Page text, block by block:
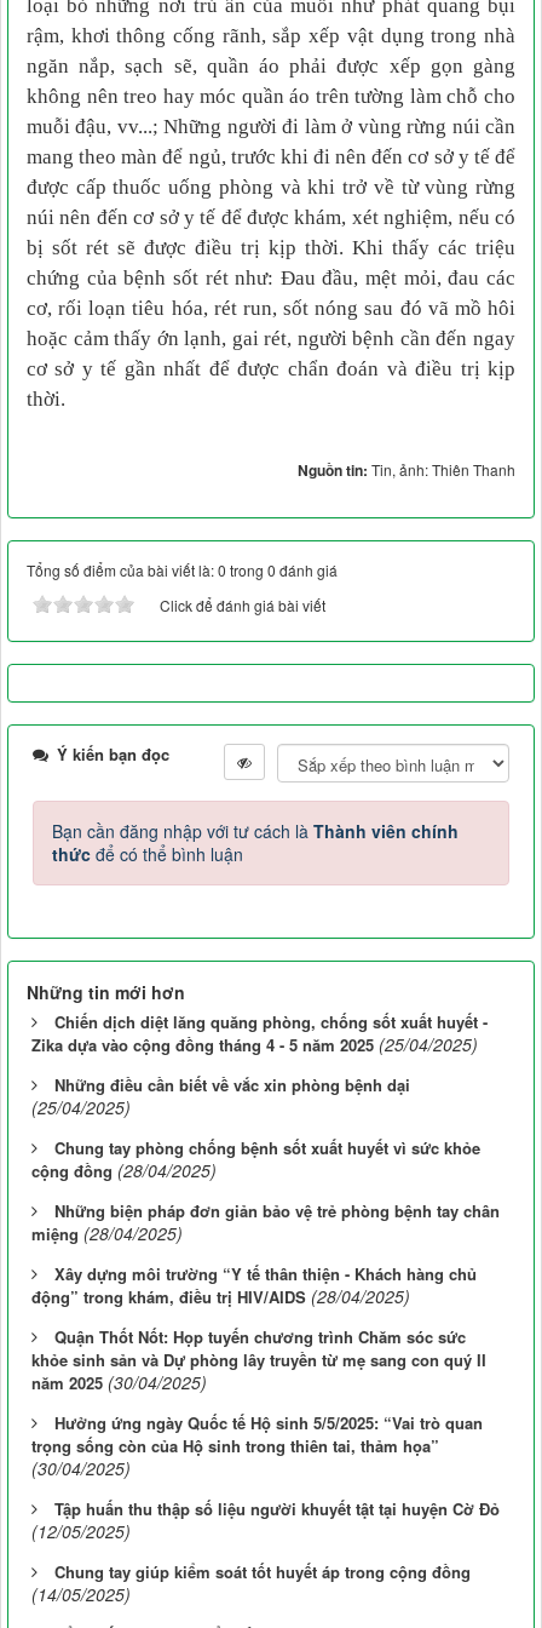
loại bỏ những nơi trú ẩn của muỗi như phát quang bụi
rậm, khơi thông cống rãnh, sắp xếp vật dụng trong nhà
ngăn nắp, sạch sẽ, quần áo phải được xếp gọn gàng
không nên treo hay móc quần áo trên tường làm chỗ cho
muỗi đậu, vv...; Những người đi làm ở vùng rừng núi cần
mang theo màn để ngủ, trước khi đi nên đến cơ sở y tế để
được cấp thuốc uống phòng và khi trở về từ vùng rừng
núi nên đến cơ sở y tế để được khám, xét nghiệm, nếu có
bị sốt rét sẽ được điều trị kịp thời. Khi thấy các triệu
chứng của bệnh sốt rét như: Đau đầu, mệt mỏi, đau các
cơ, rối loạn tiêu hóa, rét run, sốt nóng sau đó vã mồ hôi
hoặc cảm thấy ớn lạnh, gai rét, người bệnh cần đến ngay
cơ sở y tế gần nhất để được chẩn đoán và điều trị kịp
thời.
Nguồn tin: Tin, ảnh: Thiên Thanh
Tổng số điểm của bài viết là: 0 trong 0 đánh giá
Click để đánh giá bài viết
Ý kiến bạn đọc
Bạn cần đăng nhập với tư cách là Thành viên chính
thức để có thể bình luận
Những tin mới hơn
Chiến dịch diệt lăng quăng phòng, chống sốt xuất huyết -
Zika dựa vào cộng đồng tháng 4 - 5 năm 2025 (25/04/2025)
Những điều cần biết về vắc xin phòng bệnh dại
(25/04/2025)
Chung tay phòng chống bệnh sốt xuất huyết vì sức khỏe
cộng đồng (28/04/2025)
Những biện pháp đơn giản bảo vệ trẻ phòng bệnh tay chân
miệng (28/04/2025)
Xây dựng môi trường “Y tế thân thiện - Khách hàng chủ
động” trong khám, điều trị HIV/AIDS (28/04/2025)
Quận Thốt Nốt: Họp tuyến chương trình Chăm sóc sức
khỏe sinh sản và Dự phòng lây truyền từ mẹ sang con quý II
năm 2025 (30/04/2025)
Hưởng ứng ngày Quốc tế Hộ sinh 5/5/2025: “Vai trò quan
trọng sống còn của Hộ sinh trong thiên tai, thảm họa”
(30/04/2025)
Tập huấn thu thập số liệu người khuyết tật tại huyện Cờ Đỏ
(12/05/2025)
Chung tay giúp kiểm soát tốt huyết áp trong cộng đồng
(14/05/2025)